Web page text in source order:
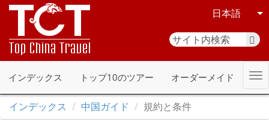
日本語
インデックス トップ10のツアー オーダーメイド
インデックス 中国ガイド 規約と条件